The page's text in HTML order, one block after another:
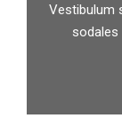
Vestibulum
sodales